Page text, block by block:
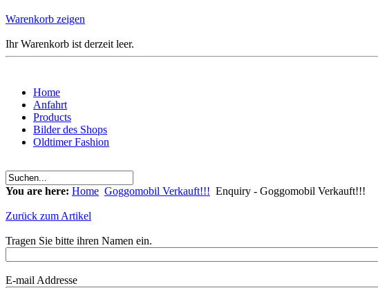
Warenkorb zeigen
Ihr Warenkorb ist derzeit leer.
Home
Anfahrt
Products
Bilder des Shops
Oldtimer Fashion
You are here: Home Goggomobil Verkauft!!! Enquiry - Goggomobil Verkauft!!!
Zurück zum Artikel
Tragen Sie bitte ihren Namen ein.
E-mail Addresse